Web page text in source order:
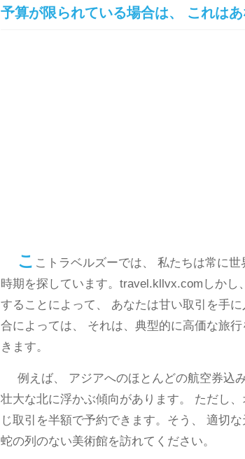
予算が限られている場合は、 これは
こ こトラベルズーでは、 私たちは常に
時期を探しています。travel.kllvx.comしかし
することによって、 あなたは甘い取引を手
合によっては、 それは、典型的に高価な旅
きます。
例えば、 アジアへのほとんどの航空券込
壮大な北に浮かぶ傾向があります。 ただし
じ取引を半額で予約できます。そう、 適切
蛇の列のない美術館を訪れてください。